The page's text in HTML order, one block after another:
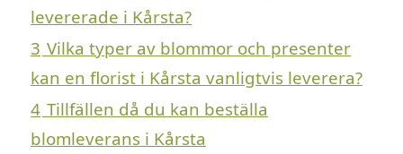
levererade i Kårsta?
3 Vilka typer av blommor och presenter
kan en florist i Kårsta vanligtvis leverera?
4 Tillfällen då du kan beställa
blomleverans i Kårsta